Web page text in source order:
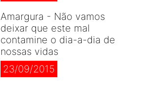
Amargura - Não vamos
deixar que este mal
contamine o dia-a-dia de
nossas vidas
23/09/2015